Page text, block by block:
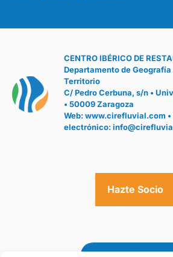
CENTRO IBÉRICO DE
Departamento de
Territorio
C/ Pedro Cerbuna, s/n •
• 50009 Zaragoza
Web:www.cirefluvial.com
electrónico:
Hazte Socio